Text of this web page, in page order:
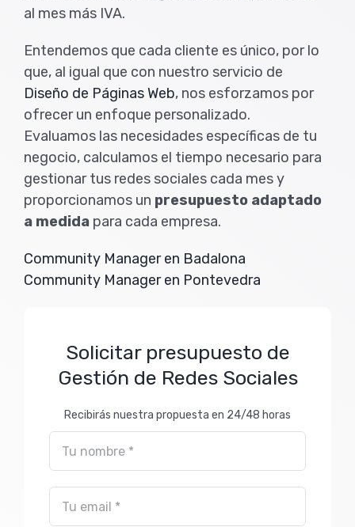
al mes más IVA.
Entendemos que cada cliente es único, por lo
que, al igual que con nuestro servicio de
Diseño de Páginas Web, nos esforzamos por
ofrecer un enfoque personalizado.
Evaluamos las necesidades específicas de tu
negocio, calculamos el tiempo necesario para
gestionar tus redes sociales cada mes y
proporcionamos un presupuesto adaptado
a medidapara cada empresa.
Community Manager en Badalona
Community Manager en Pontevedra
Solicitar presupuesto de
Gestión de Redes Sociales
Recibirás nuestra propuesta en 24/48 horas